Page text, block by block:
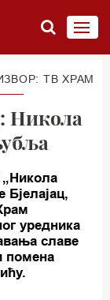
TВ ХРАМ
Никола
уредника
славе
помена